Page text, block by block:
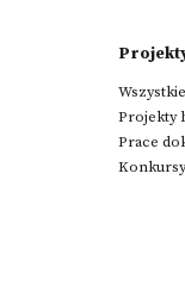
Wszystkie
Projekty
Prace
Konkursy